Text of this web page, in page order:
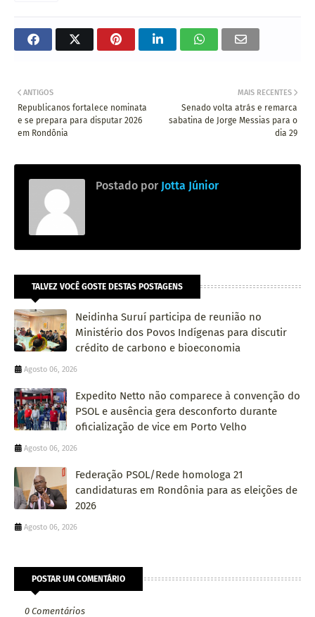
MAIS RECENTES
Senado volta atrás e remarca
sabatina de Jorge Messias para o
dia 29
ANTIGOS
Republicanos fortalece nominata
e se prepara para disputar 2026
em Rondônia
Postado por Jotta Júnior
TALVEZ VOCÊ GOSTE DESTAS POSTAGENS
Neidinha Suruí participa de reunião no
Ministério dos Povos Indígenas para discutir
crédito de carbono e bioeconomia
Agosto 06, 2026
Expedito Netto não comparece à convenção do
PSOL e ausência gera desconforto durante
oficialização de vice em Porto Velho
Agosto 06, 2026
Federação PSOL/Rede homologa 21
candidaturas em Rondônia para as eleições de
2026
Agosto 06, 2026
POSTAR UM COMENTÁRIO
0 Comentários